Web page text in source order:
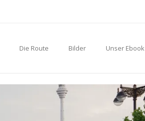
Die Route Bilder Unser Ebook